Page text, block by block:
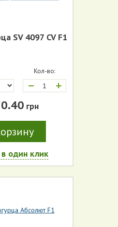
SV 4097 CV F1
Кол-во:
+
грн
один клик